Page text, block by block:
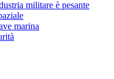
militare è pesante
marina